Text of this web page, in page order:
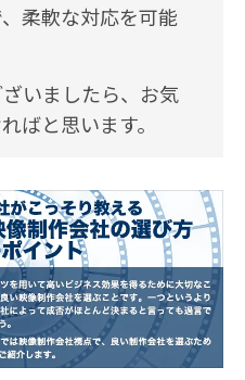
柔軟な対応を可能
いましたら、お気
ばと思います。